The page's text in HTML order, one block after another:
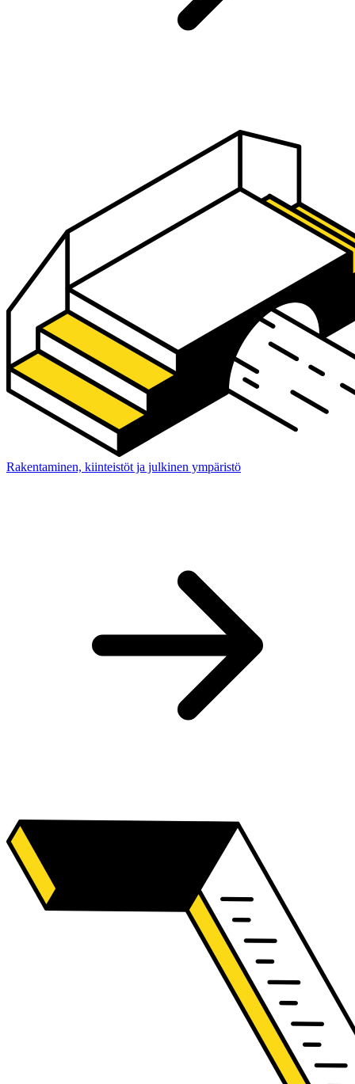
Rakentaminen, kiinteistöt ja julkinen ympäristö